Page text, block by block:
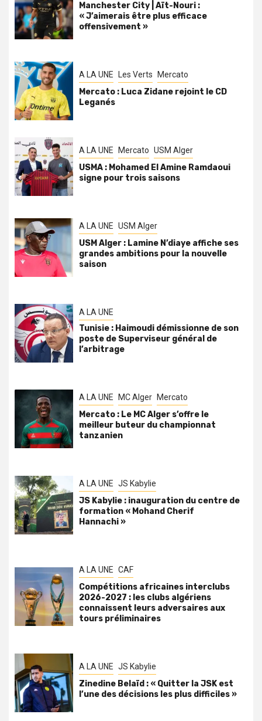
Manchester City | Aït-Nouri :
« J’aimerais être plus efficace
offensivement »
A LA UNE Les Verts Mercato
Mercato : Luca Zidane rejoint le CD
Leganés
A LA UNE Mercato USM Alger
USMA : Mohamed El Amine Ramdaoui
signe pour trois saisons
A LA UNE USM Alger
USM Alger : Lamine N’diaye affiche ses
grandes ambitions pour la nouvelle
saison
A LA UNE
Tunisie : Haimoudi démissionne de son
poste de Superviseur général de
l’arbitrage
A LA UNE MC Alger Mercato
Mercato : Le MC Alger s’offre le
meilleur buteur du championnat
tanzanien
A LA UNE JS Kabylie
JS Kabylie : inauguration du centre de
formation « Mohand Cherif
Hannachi »
A LA UNE CAF
Compétitions africaines interclubs
2026-2027 : les clubs algériens
connaissent leurs adversaires aux
tours préliminaires
A LA UNE JS Kabylie
Zinedine Belaïd : « Quitter la JSK est
l’une des décisions les plus difficiles »